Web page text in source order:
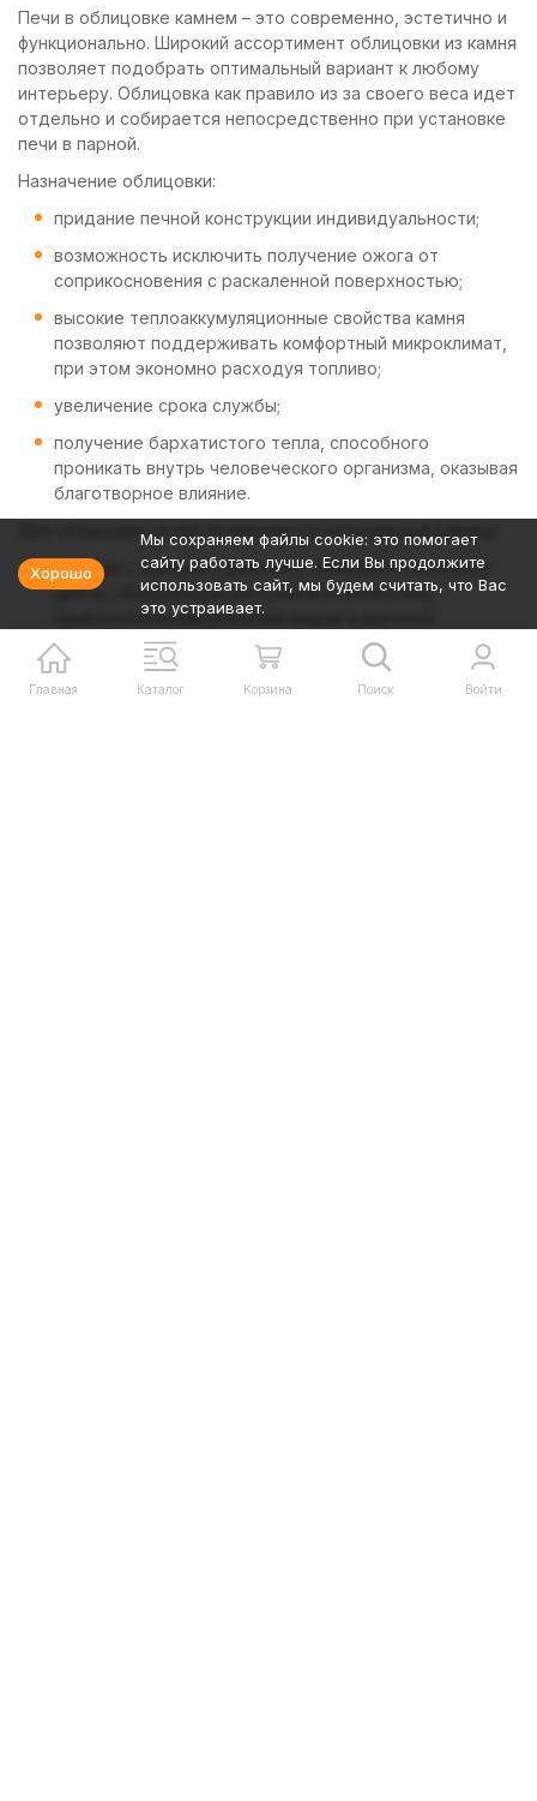
Печи в облицовке камнем – это современно, эстетично и
функционально. Широкий ассортимент облицовки из камня
позволяет подобрать оптимальный вариант к любому
интерьеру. Облицовка как правило из за своего веса идет
отдельно и собирается непосредственно при установке
печи в парной.
Назначение облицовки:
придание печной конструкции индивидуальности;
возможность исключить получение ожога от
соприкосновения с раскаленной поверхностью;
высокие теплоаккумуляционные свойства камня
позволяют поддерживать комфортный микроклимат,
при этом экономно расходуя топливо;
увеличение срока службы;
получение бархатистого тепла, способного
проникать внутрь человеческого организма, оказывая
благотворное влияние.
Для облицовки печей применяется натуральный камень:
змеевик – минерал приятного глянцевого зеленого
цвета, обладающий доступной стоимостью,
привлекательным внешним видом и высокой
теплоотдачей;
талькохлорит – матовый ,обладает самыми высокими
Главная Каталог Корзина Поиск Войти
Хорошо
Мы сохраняем файлы cookie: это помогает
сайту работать лучше. Если Вы продолжите
использовать сайт, мы будем считать, что Вас
это устраивает.